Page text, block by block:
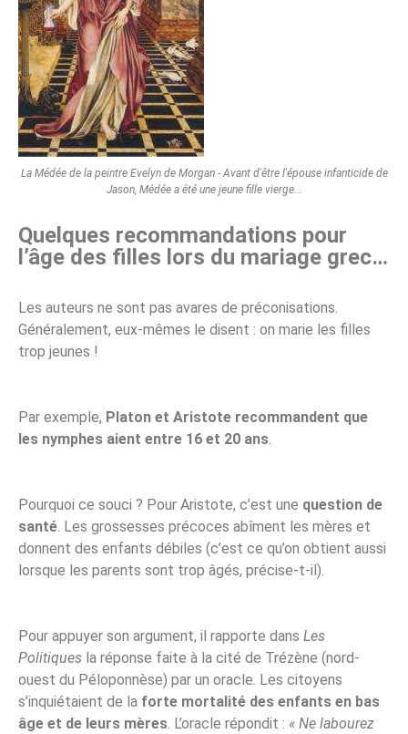
La Médée de la peintre Evelyn de Morgan - Avant d'être l'épouse infanticide de
Jason, Médée a été une jeune fille vierge...
Quelques recommandations pour
l’âge des filles lors du mariage grec…
Les auteurs ne sont pas avares de préconisations.
Généralement, eux-mêmes le disent : on marie les filles
trop jeunes !
Par exemple, Platon et Aristote recommandent que
les nymphes aient entre 16 et 20 ans.
Pourquoi ce souci ? Pour Aristote, c’est une question de
santé. Les grossesses précoces abîment les mères et
donnent des enfants débiles (c’est ce qu’on obtient aussi
lorsque les parents sont trop âgés, précise-t-il).
Pour appuyer son argument, il rapporte dans Les
Politiques la réponse faite à la cité de Trézène (nord-
ouest du Péloponnèse) par un oracle. Les citoyens
s’inquiétaient de la forte mortalité des enfants en bas
âge et de leurs mères. L’oracle répondit : « Ne labourez